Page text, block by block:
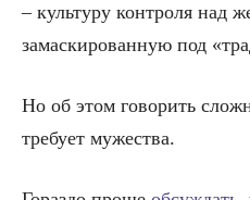
– культуру контроля над
замаскированную под
Но об этом говорить
требует мужества.